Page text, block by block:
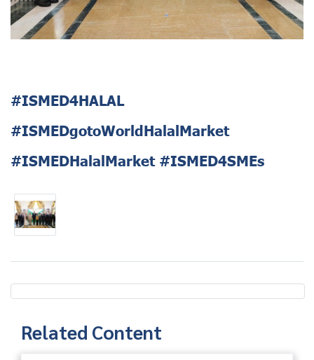
#ISMED4HALAL
#ISMEDgotoWorldHalalMarket
#ISMEDHalalMarket #ISMED4SMEs
Related Content